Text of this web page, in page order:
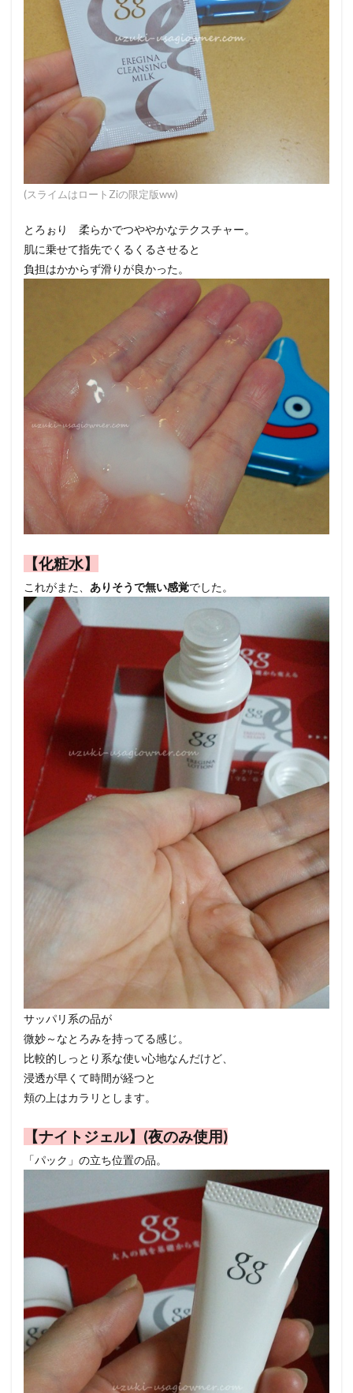
(スライムはロートZiの限定版ww)
とろぉり 柔らかでつややかなテクスチャー。
肌に乗せて指先でくるくるさせると
負担はかからず滑りが良かった。
【化粧水】
これがまた、 ありそうで無い感覚でした。
サッパリ系の品が
微妙～なとろみを持ってる感じ。
比較的しっとり系な使い心地なんだけど、
浸透が早くて時間が経つと
頬の上はカラリとします。
【ナイトジェル】(夜のみ使用)
「パック」の立ち位置の品。